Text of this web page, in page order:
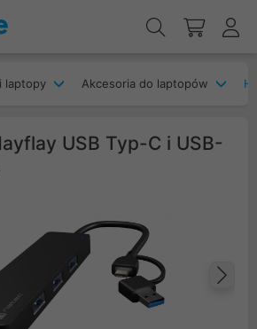
laptopy Akcesoria do laptopów
USB Typ-C i USB-